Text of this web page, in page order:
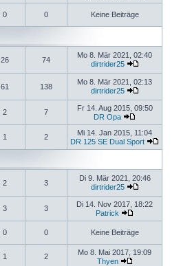
0 0 Keine Beiträge
26 74
Mo 8. Mär 2021, 02:40
dirtrider25
61 138
Mo 8. Mär 2021, 02:13
dirtrider25
2 7
Fr 14. Aug 2015, 09:50
DR Opa
1 2
Mi 14. Jan 2015, 11:04
DR 125 SE Dual Sport
2 3
Di 9. Mär 2021, 20:46
dirtrider25
3 3
Di 14. Nov 2017, 18:22
Patrick
0 0 Keine Beiträge
1 2
Mo 8. Mai 2017, 19:09
Thyen